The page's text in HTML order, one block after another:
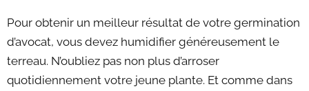
Pour obtenir un meilleur résultat de votre germination
d’avocat, vous devez humidifier généreusement le
terreau. N’oubliez pas non plus d’arroser
quotidiennement votre jeune plante. Et comme dans